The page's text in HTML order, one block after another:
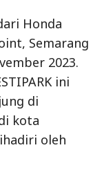
Honda
Semarang
2023.
ini
di
kota
oleh